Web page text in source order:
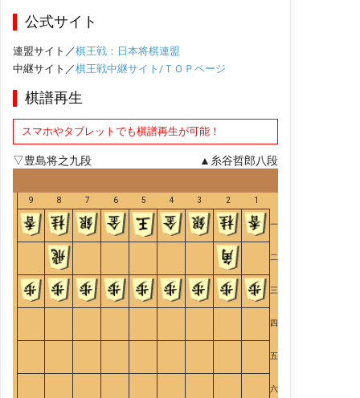
公式サイト
連盟サイト／棋王戦：日本将棋連盟
中継サイト／棋王戦中継サイト/ＴＯＰページ
棋譜再生
スマホやタブレットでも棋譜再生が可能！
▽豊島将之九段 ▲糸谷哲郎八段
9 8 7 6 5 4 3 2 1
一
二
三
四
五
六